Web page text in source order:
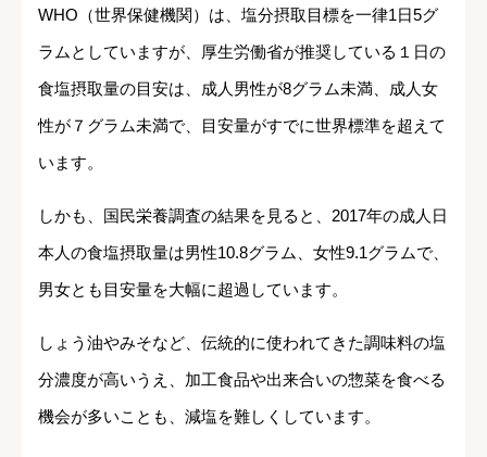
WHO（世界保健機関）は、塩分摂取目標を一律1日5グ
ラムとしていますが、厚生労働省が推奨している１日の
食塩摂取量の目安は、成人男性が8グラム未満、成人女
性が７グラム未満で、目安量がすでに世界標準を超えて
います。
しかも、国民栄養調査の結果を見ると、2017年の成人日
本人の食塩摂取量は男性10.8グラム、女性9.1グラムで、
男女とも目安量を大幅に超過しています。
しょう油やみそなど、伝統的に使われてきた調味料の塩
分濃度が高いうえ、加工食品や出来合いの惣菜を食べる
機会が多いことも、減塩を難しくしています。